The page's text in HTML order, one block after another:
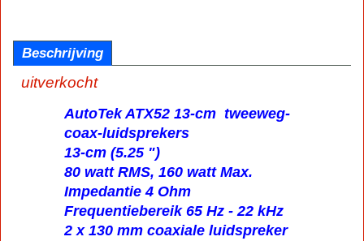
Beschrijving
uitverkocht
AutoTek ATX52 13-cm tweeweg-
coax-luidsprekers
13-cm (5.25 ")
80 watt RMS, 160 watt Max.
Impedantie 4 Ohm
Frequentiebereik 65 Hz - 22 kHz
2 x 130 mm coaxiale luidspreker